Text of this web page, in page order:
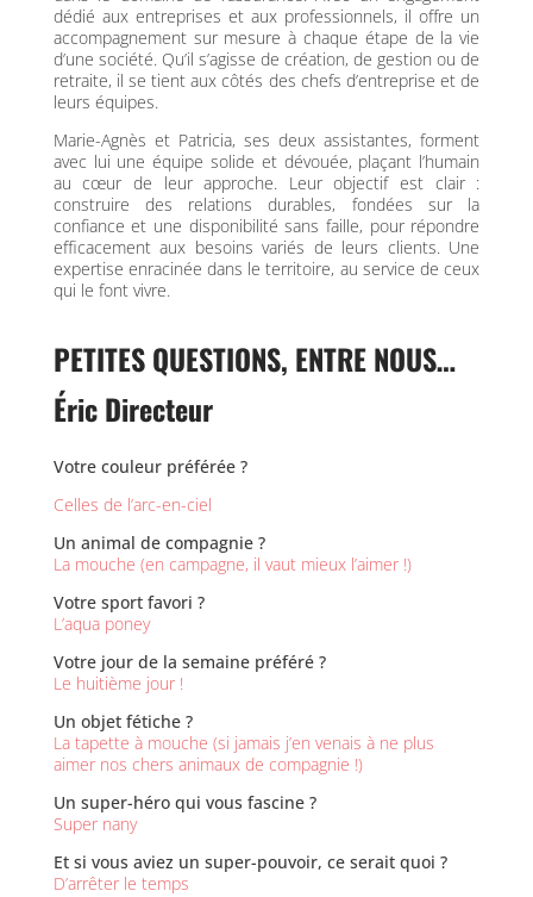
dédié aux entreprises et aux professionnels, il offre un
accompagnement sur mesure à chaque étape de la vie
d’une société. Qu’il s’agisse de création, de gestion ou de
retraite, il se tient aux côtés des chefs d’entreprise et de
leurs équipes.
Marie-Agnès et Patricia, ses deux assistantes, forment
avec lui une équipe solide et dévouée, plaçant l’humain
au cœur de leur approche. Leur objectif est clair :
construire des relations durables, fondées sur la
confiance et une disponibilité sans faille, pour répondre
efficacement aux besoins variés de leurs clients. Une
expertise enracinée dans le territoire, au service de ceux
qui le font vivre.
PETITES QUESTIONS, ENTRE NOUS…
Éric Directeur
Votre couleur préférée ?
Celles de l’arc-en-ciel
Un animal de compagnie ?
La mouche (en campagne, il vaut mieux l’aimer !)
Votre sport favori ?
L’aqua poney
Votre jour de la semaine préféré ?
Le huitième jour !
Un objet fétiche ?
La tapette à mouche (si jamais j’en venais à ne plus
aimer nos chers animaux de compagnie !)
Un super-héro qui vous fascine ?
Super nany
Et si vous aviez un super-pouvoir, ce serait quoi ?
D’arrêter le temps